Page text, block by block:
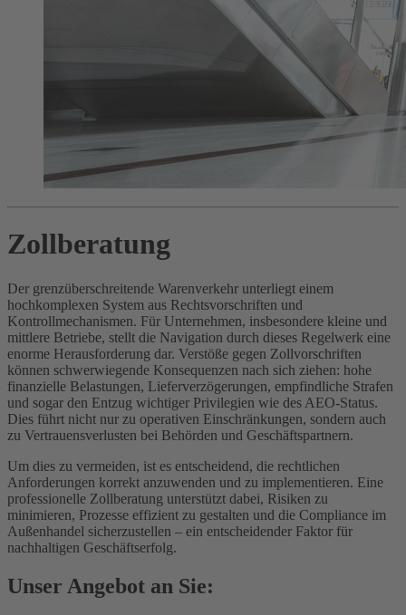
Zollberatung
Der grenzüberschreitende Warenverkehr unterliegt einem
hochkomplexen System aus Rechtsvorschriften und
Kontrollmechanismen. Für Unternehmen, insbesondere kleine und
mittlere Betriebe, stellt die Navigation durch dieses Regelwerk eine
enorme Herausforderung dar. Verstöße gegen Zollvorschriften
können schwerwiegende Konsequenzen nach sich ziehen: hohe
finanzielle Belastungen, Lieferverzögerungen, empfindliche Strafen
und sogar den Entzug wichtiger Privilegien wie des AEO-Status.
Dies führt nicht nur zu operativen Einschränkungen, sondern auch
zu Vertrauensverlusten bei Behörden und Geschäftspartnern.
Um dies zu vermeiden, ist es entscheidend, die rechtlichen
Anforderungen korrekt anzuwenden und zu implementieren. Eine
professionelle Zollberatung unterstützt dabei, Risiken zu
minimieren, Prozesse effizient zu gestalten und die Compliance im
Außenhandel sicherzustellen – ein entscheidender Faktor für
nachhaltigen Geschäftserfolg.
Unser Angebot an Sie: